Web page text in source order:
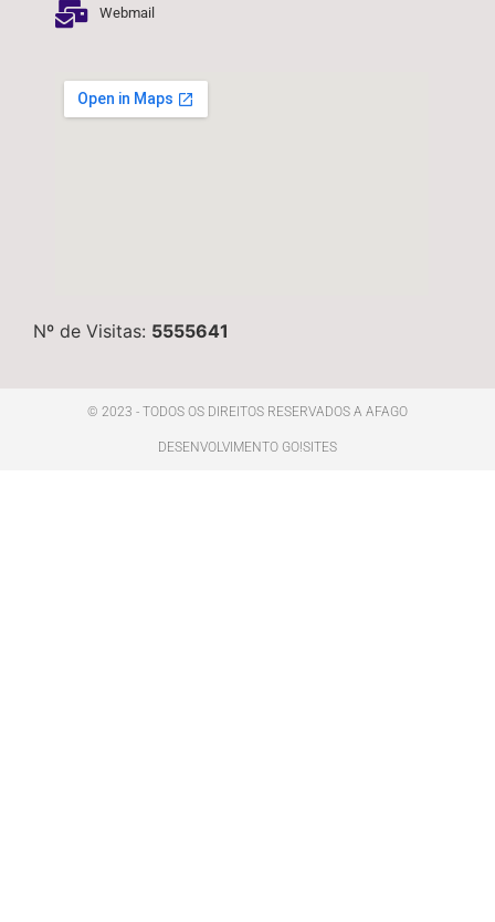
Webmail
Nº de Visitas: 5555641
© 2023 - TODOS OS DIREITOS RESERVADOS A AFAGO
DESENVOLVIMENTO GO!SITES